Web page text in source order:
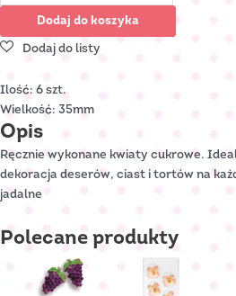
Dodaj do koszyka
Ilość: 6 szt.
Wielkość: 35mm
Opis
Ręcznie wykonane kwiaty cukrowe.
dekoracja deserów, ciast i tortów na
jadalne
Polecane produkty